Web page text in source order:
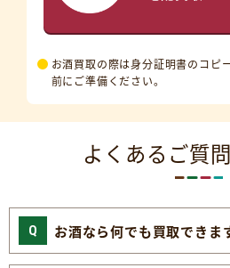
お酒買取の際は身分証明書のコピ
前にご準備ください。
よくあるご質
お酒なら何でも買取できま